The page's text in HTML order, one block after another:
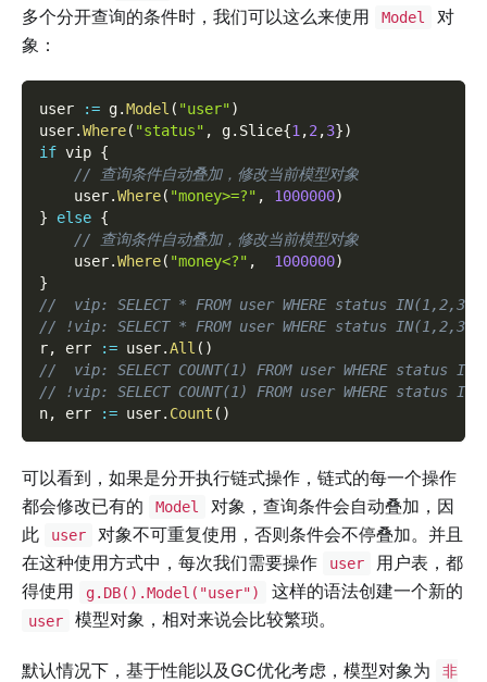
多个分开查询的条件时，我们可以这么来使用
Model
对
象：
user := g.Model ( "user")
user.Where( "status" , g. Slice{1 ,2 ,3})
if vip {
// 查询条件自动叠加，修改当前模型对象
    user
.Where( "money>=?" , 1000000)
}
else {
// 查询条件自动叠加，修改当前模型对象
    user
.Where( "money<?" , 1000000)
}
//  vip: SELECT * FROM user WHERE status IN(1,2,3)
// !vip: SELECT * FROM user WHERE status IN(1,2,3)
r, err := user.All ( )
//  vip: SELECT COUNT(1) FROM user WHERE status
// !vip: SELECT COUNT(1) FROM user WHERE status
n, err := user. Count ( )
可以看到，如果是分开执行链式操作，链式的每一个操作
都会修改已有的
Model
对象，查询条件会自动叠加，因
此
user
对象不可重复使用，否则条件会不停叠加。并且
在这种使用方式中，每次我们需要操作
user
用户表，都
得使用
g.DB().Model("user") 这样的语法创建一个新的
user 模型对象，相对来说会比较繁琐。
默认情况下，基于性能以及GC优化考虑，模型对象为
非